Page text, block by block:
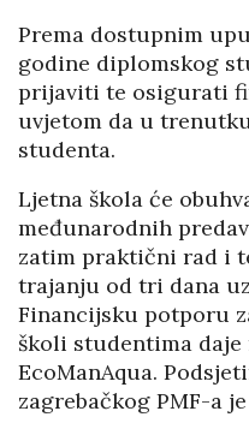
Prema dostupnim
godine diplomskog
prijaviti te osigurati
uvjetom da u
studenta.
Ljetna škola će
međunarodnih
zatim praktični rad i
trajanju od tri dana
Financijsku potporu
školi studentima daje
EcoManAqua.
zagrebačkog PMF-a